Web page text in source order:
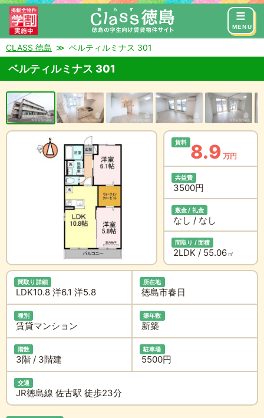
MENU
来店予約 お問い合わせ
CLASS 徳島 ベルティルミナス 301
ベルティルミナス 301
賃料 8.9 万円
共益費
3500円
敷金 / 礼金
なし / なし
間取り / 面積
2LDK / 55.06㎡
間取り詳細
LDK10.8 洋6.1 洋5.8
所在地
徳島市春日
種別
賃貸マンション
築年数
新築
階数
3階 / 3階建
駐車場
5500円
交通
JR徳島線 佐古駅 徒歩23分